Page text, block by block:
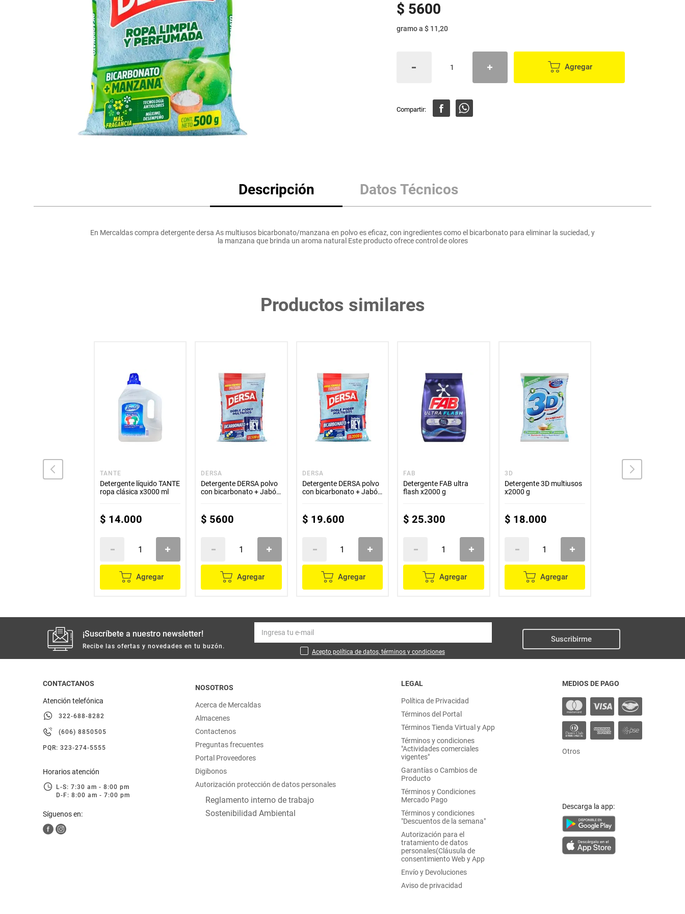
lácteos y refrigerados
vinos y licores
cuidado del bebé
otros
$ 5600
gramoa $ 11,20
Agregar
Descripción Datos Técnicos
En Mercaldas compra detergente dersa As multiusos bicarbonato/manzana en polvo es eficaz, con ingredientes como el bicarbonato para eliminar la suciedad, y
la manzana que brinda un aroma natural Este producto ofrece control de olores
Productos similares
TANTE
Detergente líquido TANTE
ropa clásica x3000 ml
$ 14.000
Agregar
DERSA
Detergente DERSA polvo
con bicarbonato + Jabón
$ 5600
Agregar
DERSA
Detergente DERSA polvo
con bicarbonato + Jabón
$ 19.600
Agregar
FAB
Detergente FAB ultra
flash x2000 g
$ 25.300
Agregar
3D
Detergente 3D multiusos
x2000 g
$ 18.000
Agregar
¡Suscríbete a nuestro newsletter!
Recibe las ofertas y novedades en tu buzón.
Acepto política de datos, términos y condiciones
Suscribirme
CONTACTANOS
Atención telefónica
322-688-8282
(606) 8850505
PQR: 323-274-5555
Horarios atención
L-S: 7:30 am - 8:00 pm
D-F: 8:00 am - 7:00 pm
Síguenos en:
NOSOTROS
Acerca de Mercaldas
Almacenes
Contactenos
Preguntas frecuentes
Portal Proveedores
Digibonos
Autorización protección de datos personales
Reglamento interno de trabajo
Sostenibilidad Ambiental
LEGAL
Política de Privacidad
Términos del Portal
Términos Tienda Virtual y App
Términos y condiciones
"Actividades comerciales
vigentes"
Garantías o Cambios de
Producto
Términos y Condiciones
Mercado Pago
Términos y condiciones
"Descuentos de la semana"
Autorización para el
tratamiento de datos
personales(Cláusula de
consentimiento Web y App
Envío y Devoluciones
Aviso de privacidad
MEDIOS DE PAGO
Otros
Descarga la app:
Aceite